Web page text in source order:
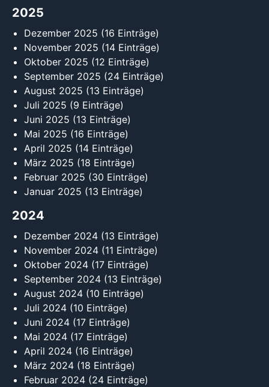
2025
Dezember 2025 (16 Einträge)
November 2025 (14 Einträge)
Oktober 2025 (12 Einträge)
September 2025 (24 Einträge)
August 2025 (13 Einträge)
Juli 2025 (9 Einträge)
Juni 2025 (13 Einträge)
Mai 2025 (16 Einträge)
April 2025 (14 Einträge)
März 2025 (18 Einträge)
Februar 2025 (30 Einträge)
Januar 2025 (13 Einträge)
2024
Dezember 2024 (13 Einträge)
November 2024 (11 Einträge)
Oktober 2024 (17 Einträge)
September 2024 (13 Einträge)
August 2024 (10 Einträge)
Juli 2024 (10 Einträge)
Juni 2024 (17 Einträge)
Mai 2024 (17 Einträge)
April 2024 (16 Einträge)
März 2024 (18 Einträge)
Februar 2024 (24 Einträge)